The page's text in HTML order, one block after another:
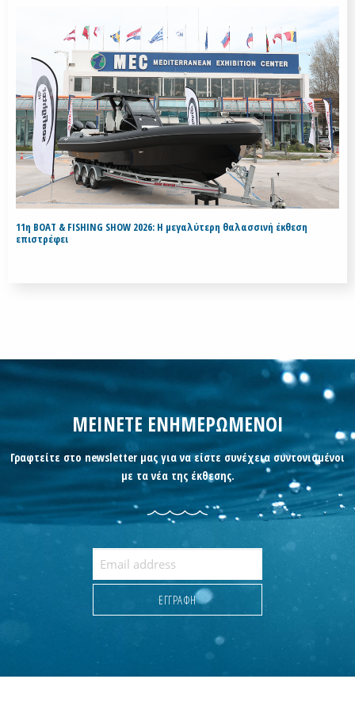
11η BOAT & FISHING SHOW 2026: Η μεγαλύτερη θαλασσινή έκθεση
επιστρέφει
ΜΕΙΝΕΤΕ ΕΝΗΜΕΡΩΜΕΝΟΙ
Γραφτείτε στο newsletter μας για να είστε συνέχεια συντονισμένοι
με τα νέα της έκθεσης.